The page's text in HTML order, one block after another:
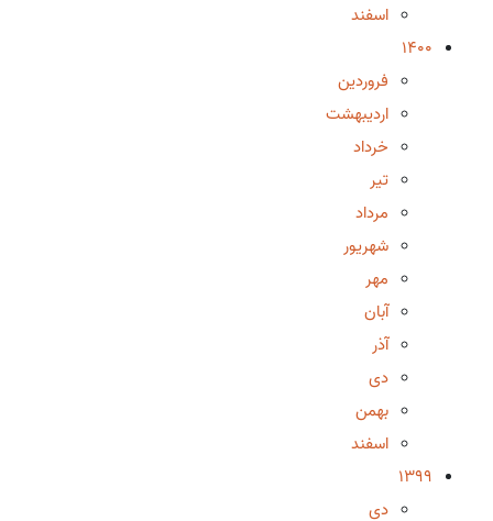
اسفند
1400
فروردین
اردیبهشت
خرداد
تیر
مرداد
شهریور
مهر
آبان
آذر
دی
بهمن
اسفند
1399
دی